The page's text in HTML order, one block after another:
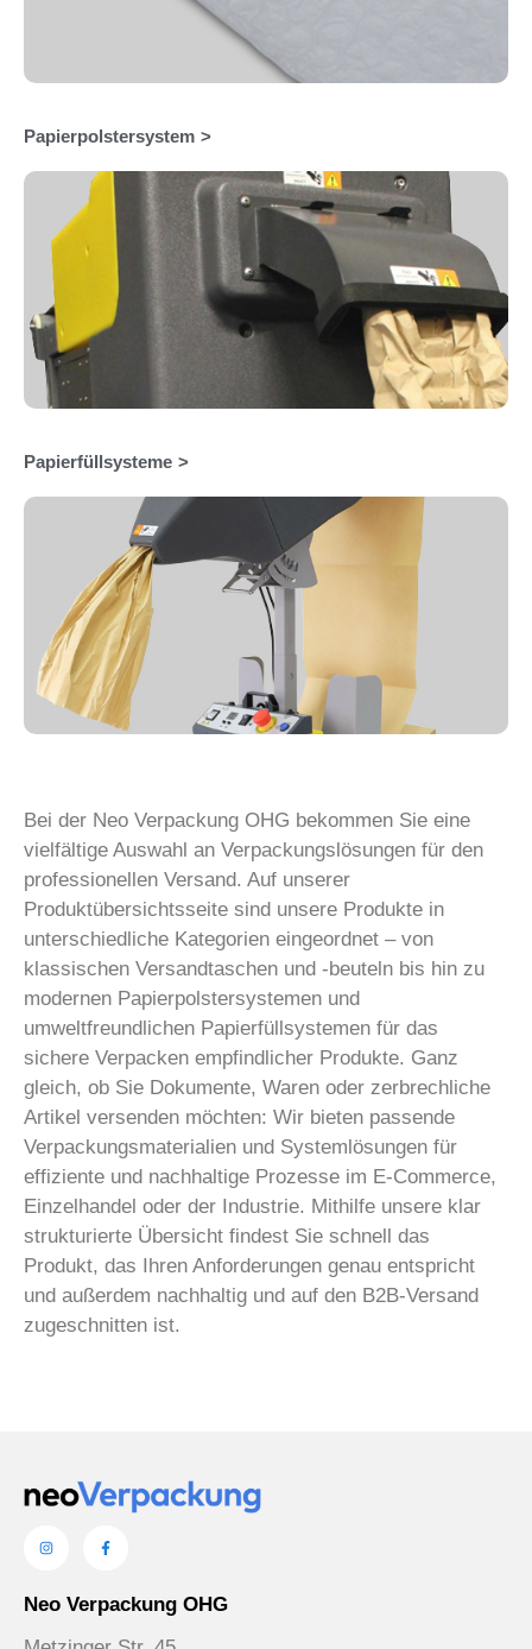
Papierpolstersystem
Papierfüllsysteme
Bei der Neo Verpackung OHG bekommen Sie eine
vielfältige Auswahl an Verpackungslösungen für den
professionellen Versand. Auf unserer
Produktübersichtsseite sind unsere Produkte in
unterschiedliche Kategorien eingeordnet – von
klassischen Versandtaschen und -beuteln bis hin zu
modernen Papierpolstersystemen und
umweltfreundlichen Papierfüllsystemen für das
sichere Verpacken empfindlicher Produkte. Ganz
gleich, ob Sie Dokumente, Waren oder zerbrechliche
Artikel versenden möchten: Wir bieten passende
Verpackungsmaterialien und Systemlösungen für
effiziente und nachhaltige Prozesse im E-Commerce,
Einzelhandel oder der Industrie. Mithilfe unsere klar
strukturierte Übersicht findest Sie schnell das
Produkt, das Ihren Anforderungen genau entspricht
und außerdem nachhaltig und auf den B2B-Versand
zugeschnitten ist.
Neo Verpackung OHG